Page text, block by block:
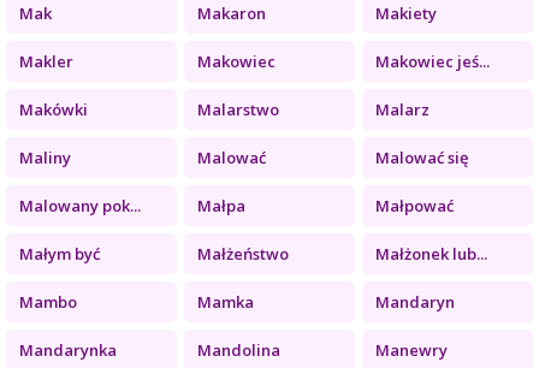
Mak Makaron Makiety
Makler Makowiec Makowiec jeś...
Makówki Malarstwo Malarz
Maliny Malować Malować się
Malowany pok... Małpa Małpować
Małym być Małżeństwo Małżonek lub...
Mambo Mamka Mandaryn
Mandarynka Mandolina Manewry